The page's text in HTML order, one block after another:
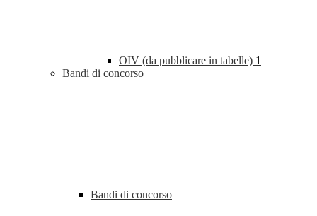
OIV (da pubblicare in tabelle) 1
Bandi di concorso
Bandi di concorso